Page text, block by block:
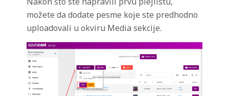
možete da dodate pesme koje ste predhodno
uploadovali u okviru Media sekcije.